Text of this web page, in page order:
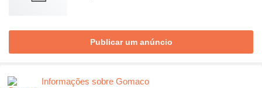
Publicar um anúncio
Informações sobre Gomaco